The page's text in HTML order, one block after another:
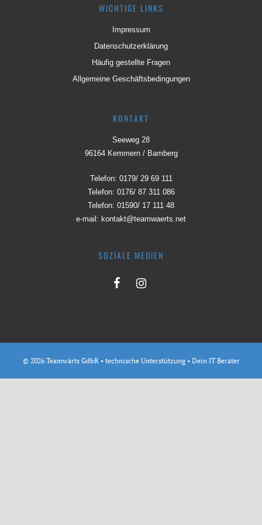
WICHTIGE LINKS
Impressum
Datenschutzerklärung
Häufig gestellte Fragen
Allgemeine Geschäftsbedingungen
KONTAKT
Seeweg 28
96164 Kemmern / Bamberg
Telefon: 0179/ 29 69 111
Telefon: 0176/ 87 311 086
Telefon: 01590/ 17 111 48
e-mail: kontakt@teamwaerts.net
SOZIALE MEDIEN
© 2026 Teamwärts GdbR • technische Unterstützung • Dein IT Berater